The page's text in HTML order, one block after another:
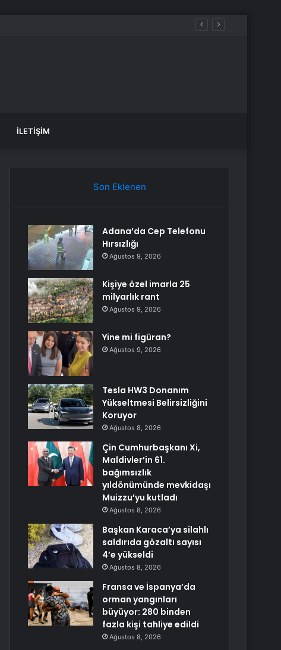
İLETIŞIM
Son Eklenen
Adana’da Cep Telefonu
Hırsızlığı
Ağustos 9, 2026
Kişiye özel imarla 25
milyarlık rant
Ağustos 9, 2026
Yine mi figüran?
Ağustos 9, 2026
Tesla HW3 Donanım
Yükseltmesi Belirsizliğini
Koruyor
Ağustos 8, 2026
Çin Cumhurbaşkanı Xi,
Maldivler’in 61.
bağımsızlık
yıldönümünde mevkidaşı
Muizzu’yu kutladı
Ağustos 8, 2026
Başkan Karaca’ya silahlı
saldırıda gözaltı sayısı
4’e yükseldi
Ağustos 8, 2026
Fransa ve İspanya’da
orman yangınları
büyüyor: 280 binden
fazla kişi tahliye edildi
Ağustos 8, 2026